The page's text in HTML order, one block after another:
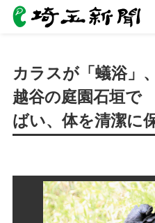
カラスが「蟻浴」
越谷の庭園石垣
ばい、体を清潔に